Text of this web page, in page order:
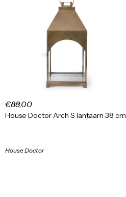
€88,00
House Doctor Arch S lantaarn 38 cm
House Doctor